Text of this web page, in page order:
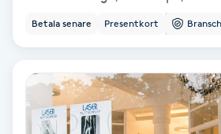
Skönhet
Betala senare Presentkort